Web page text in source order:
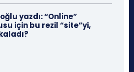
yazdı: “Online”
için bu rezil “site”yi,